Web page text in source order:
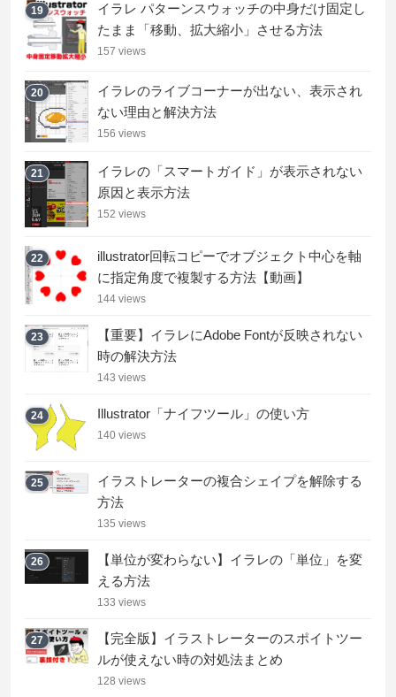
19
イラレ パターンスウォッチの中身だけ固定し
たまま「移動、拡大縮小」させる方法
157 views
20
イラレのライブコーナーが出ない、表示され
ない理由と解決方法
156 views
21
イラレの「スマートガイド」が表示されない
原因と表示方法
152 views
22
illustrator回転コピーでオブジェクト中心を軸
に指定角度で複製する方法【動画】
144 views
23
【重要】イラレにAdobe Fontが反映されない
時の解決方法
143 views
24 Illustrator「ナイフツール」の使い方
140 views
25
イラストレーターの複合シェイプを解除する
方法
135 views
26
【単位が変わらない】イラレの「単位」を変
える方法
133 views
27
【完全版】イラストレーターのスポイトツー
ルが使えない時の対処法まとめ
128 views